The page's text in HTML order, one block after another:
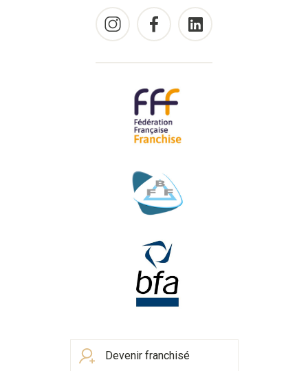
Devenir franchisé